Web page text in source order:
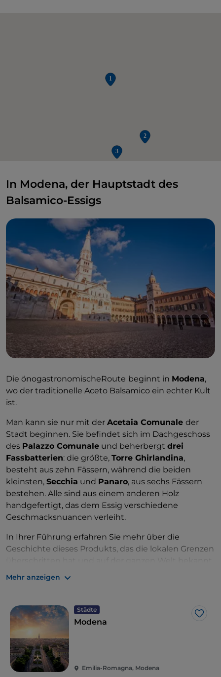
In Modena, der Hauptstadt des
Balsamico-Essigs
Die önogastronomischeRoute beginnt in Modena,
wo der traditionelle Aceto Balsamico ein echter Kult
ist.
Man kann sie nur mit der Acetaia Comunale der
Stadt beginnen. Sie befindet sich im Dachgeschoss
des Palazzo Comunale und beherbergt drei
Fassbatterien: die größte, Torre Ghirlandina,
besteht aus zehn Fässern, während die beiden
kleinsten, Secchia und Panaro, aus sechs Fässern
bestehen. Alle sind aus einem anderen Holz
handgefertigt, das dem Essig verschiedene
Geschmacksnuancen verleiht.
In Ihrer Führung erfahren Sie mehr über die
Geschichte dieses Produkts, das die lokalen Grenzen
geworden ist. Vor allem aber können Sie den
Mehr anzeigen
Städte
Like
Modena
Emilia-Romagna, Modena